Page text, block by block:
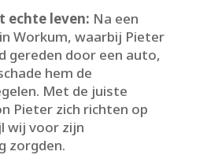
echte leven: Na een
Workum, waarbij Pieter
gereden door een auto,
hem de
Met de juiste
Pieter zich richten op
wij voor zijn
zorgden.​